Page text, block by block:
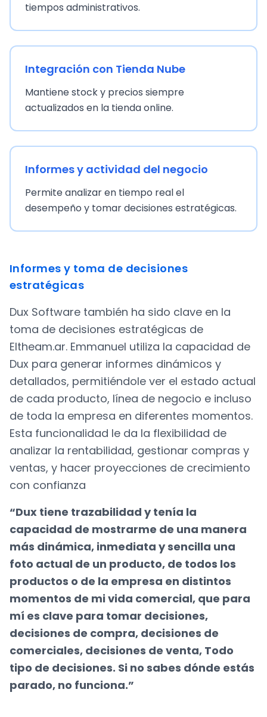
tiempos administrativos.
Integración con Tienda Nube
Mantiene stock y precios siempre
actualizados en la tienda online.
Informes y actividad del negocio
Permite analizar en tiempo real el
desempeño y tomar decisiones estratégicas.
Informes y toma de decisiones
estratégicas
Dux Software también ha sido clave en la
toma de decisiones estratégicas de
Eltheam.ar. Emmanuel utiliza la capacidad de
Dux para generar informes dinámicos y
detallados, permitiéndole ver el estado actual
de cada producto, línea de negocio e incluso
de toda la empresa en diferentes momentos.
Esta funcionalidad le da la flexibilidad de
analizar la rentabilidad, gestionar compras y
ventas, y hacer proyecciones de crecimiento
con confianza
“Dux tiene trazabilidad y tenía la
capacidad de mostrarme de una manera
más dinámica, inmediata y sencilla una
foto actual de un producto, de todos los
productos o de la empresa en distintos
momentos de mi vida comercial, que para
mí es clave para tomar decisiones,
decisiones de compra, decisiones de
comerciales, decisiones de venta, Todo
tipo de decisiones. Si no sabes dónde estás
parado, no funciona.”